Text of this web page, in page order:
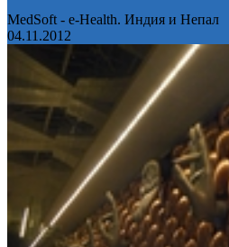
MedSoft - e-Health. Индия и Непал
04.11.2012